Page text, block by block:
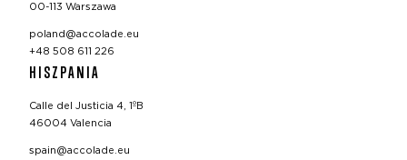
00-113 Warszawa
poland@accolade.eu
+48 508 611 226
HISZPANIA
Calle del Justicia 4, 1ºB
46004 Valencia
spain@accolade.eu